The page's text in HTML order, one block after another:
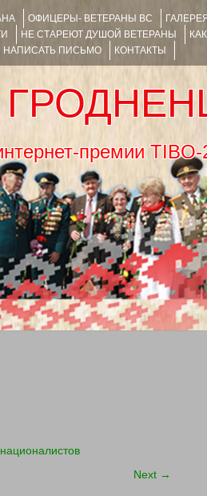
ОФИЦЕРЫ- ВЕТЕРАНЫ ВС
НЕ СТАРЕЮТ ДУШОЙ ВЕТЕРАНЫ
КАК
НАПИСАТЬ ПИСЬМО КОНТАКТЫ
интернет-
Next →